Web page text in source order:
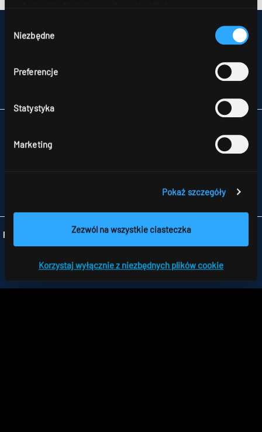
szczegóły można znaleźć w naszym
oświadczeniu o
zgody
Niezbędne
Preferencje
Statystyka
Marketing
Pokaż szczegóły
Zezwól na wszystkie ciasteczka
Korzystaj wyłącznie z niezbędnych plików cookie
IMPRESSUM
MAPA STRONY
UWAGI DLA KONSUMENTÓW DOTYCZĄCE ROZSTRZYGANIA SPORÓW
OGÓLNE WARUNKU HANDLOWE
NATOLIN,
UL. SKŁADOWA 11
Folgen Sie uns: